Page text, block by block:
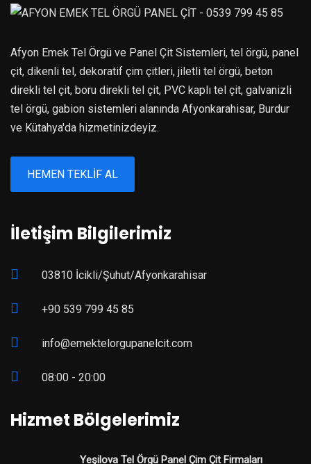
Afyon Emek Tel Örgü ve Panel Çit Sistemleri, tel örgü, panel
çit, dikenli tel, dekoratif çim çitleri, jiletli tel örgü, beton
direkli tel çit, boru direkli tel çit, PVC kaplı tel çit, galvanizli
tel örgü, gabion sistemleri alanında Afyonkarahisar, Burdur
ve Kütahya'da hizmetinizdeyiz.
HEMEN TEKLIF AL
İletişim Bilgilerimiz
03810 İcikli/Şuhut/Afyonkarahisar
+90 539 799 45 85
info@emektelorgupanelcit.com
08:00 - 20:00
Hizmet Bölgelerimiz
Yeşilova Tel Örgü Panel Çim Çit Firmaları